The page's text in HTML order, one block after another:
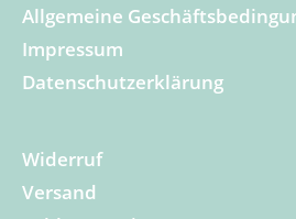
Allgemeine
Impressum
Datenschutzerklärung
Widerruf
Versand